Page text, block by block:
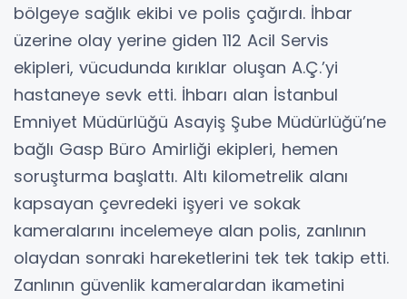
bölgeye sağlık ekibi ve polis çağırdı. İhbar
üzerine olay yerine giden 112 Acil Servis
ekipleri, vücudunda kırıklar oluşan A.Ç.’yi
hastaneye sevk etti. İhbarı alan İstanbul
Emniyet Müdürlüğü Asayiş Şube Müdürlüğü’ne
bağlı Gasp Büro Amirliği ekipleri, hemen
soruşturma başlattı. Altı kilometrelik alanı
kapsayan çevredeki işyeri ve sokak
kameralarını incelemeye alan polis, zanlının
olaydan sonraki hareketlerini tek tek takip etti.
Zanlının güvenlik kameralardan ikametini